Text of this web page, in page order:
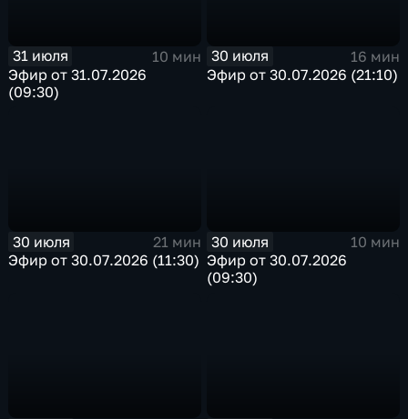
31 июля
10 мин
Эфир от 31.07.2026
(09:30)
30 июля
16 мин
Эфир от 30.07.2026 (21:10)
30 июля
21 мин
Эфир от 30.07.2026 (11:30)
30 июля
10 мин
Эфир от 30.07.2026
(09:30)